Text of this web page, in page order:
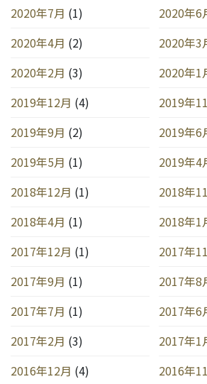
2020年7月 (1) 2020年6
2020年4月 (2) 2020年3
2020年2月 (3) 2020年1
2019年12月 (4) 2019年
2019年9月 (2) 2019年6
2019年5月 (1) 2019年4
2018年12月 (1) 2018年
2018年4月 (1) 2018年1
2017年12月 (1) 2017年
2017年9月 (1) 2017年8
2017年7月 (1) 2017年6
2017年2月 (3) 2017年1
2016年12月 (4) 2016年